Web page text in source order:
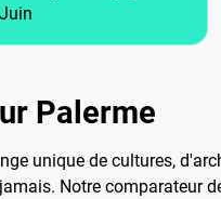
Juin
Palerme
unique de cultures,
Notre comparateur